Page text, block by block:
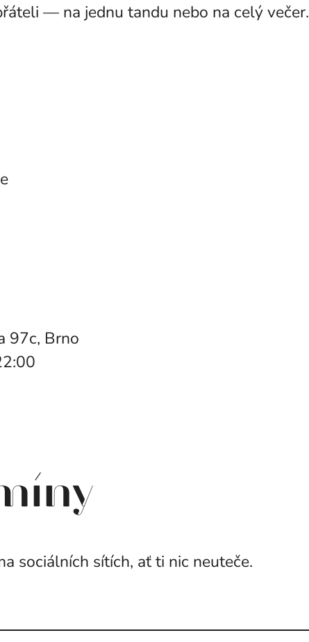
— na jednu tandu nebo na celý večer.
97c, Brno
sociálních sítích, ať ti nic neuteče.